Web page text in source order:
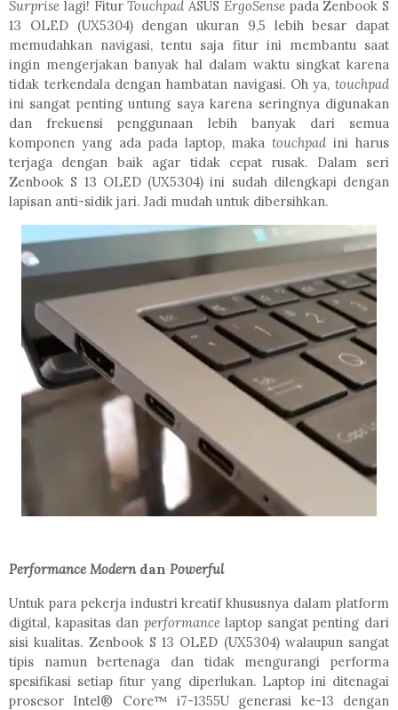
Surprise lagi! FiturTouchpad ASUS ErgoSensepada Zenbook S
13 OLED (UX5304) dengan ukuran 9,5 lebih besar dapat
memudahkan navigasi, tentu saja fitur ini membantu saat
ingin mengerjakan banyak hal dalam waktu singkat karena
tidak terkendala dengan hambatan navigasi. Oh ya, touchpad
ini sangat penting untung saya karena seringnya digunakan
dan frekuensi penggunaan lebih banyak dari semua
komponen yang ada pada laptop, makatouchpadini harus
terjaga dengan baik agar tidak cepat rusak. Dalam seri
Zenbook S 13 OLED (UX5304) ini sudah dilengkapi dengan
lapisan anti-sidik jari. Jadi mudah untuk dibersihkan.
Performance Moderndan Powerful
Untuk para pekerja industri kreatif khususnya dalam platform
digital, kapasitas dan performancelaptop sangat penting dari
sisi kualitas. Zenbook S 13 OLED (UX5304) walaupun sangat
tipis namun bertenaga dan tidak mengurangi performa
spesifikasi setiap fitur yang diperlukan. Laptop ini ditenagai
prosesor Intel® Core™ i7-1355U generasi ke-13 dengan